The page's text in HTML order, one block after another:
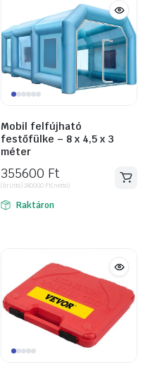
Mobil felfújható
festőfülke – 8 x 4,5 x 3
méter
355600 Ft
(bruttó)280000 Ft(nettó)
Raktáron